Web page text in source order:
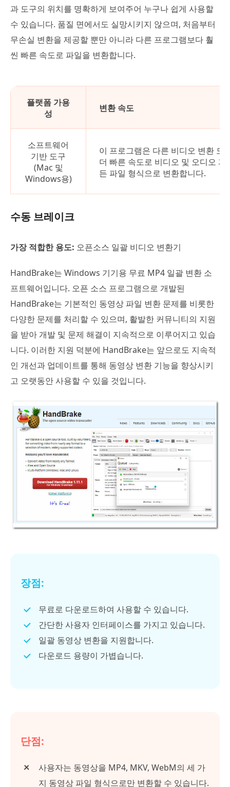
과 도구의 위치를 명확하게 보여주어 누구나 쉽게 사용할
수 있습니다. 품질 면에서도 실망시키지 않으며, 처음부터
무손실 변환을 제공할 뿐만 아니라 다른 프로그램보다 훨
씬 빠른 속도로 파일을 변환합니다.
플랫폼 가용
성
변환 속도
소프트웨어
기반 도구
(Mac 및
Windows용)
이 프로그램은 다른 비디오 변환 도
더 빠른 속도로 비디오 및 오디오 파
든 파일 형식으로 변환합니다.
수동 브레이크
가장 적합한 용도: 오픈소스 일괄 비디오 변환기
HandBrake는 Windows 기기용 무료 MP4 일괄 변환 소
프트웨어입니다. 오픈 소스 프로그램으로 개발된
HandBrake는 기본적인 동영상 파일 변환 문제를 비롯한
다양한 문제를 처리할 수 있으며, 활발한 커뮤니티의 지원
을 받아 개발 및 문제 해결이 지속적으로 이루어지고 있습
니다. 이러한 지원 덕분에 HandBrake는 앞으로도 지속적
인 개선과 업데이트를 통해 동영상 변환 기능을 향상시키
고 오랫동안 사용할 수 있을 것입니다.
장점:
무료로 다운로드하여 사용할 수 있습니다.
간단한 사용자 인터페이스를 가지고 있습니다.
일괄 동영상 변환을 지원합니다.
다운로드 용량이 가볍습니다.
단점:
사용자는 동영상을 MP4, MKV, WebM의 세 가
지 동영상 파일 형식으로만 변환할 수 있습니다.